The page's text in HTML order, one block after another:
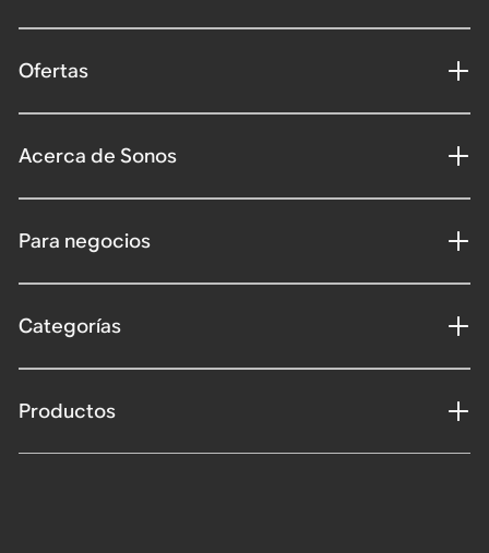
Ofertas
Acerca de Sonos
Para negocios
Categorías
Productos